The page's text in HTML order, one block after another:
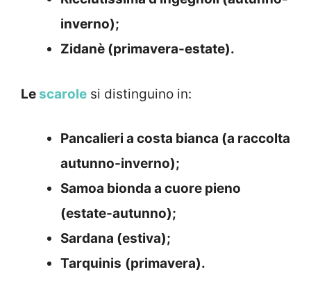
inverno);
Zidanè (primavera-estate).
Lescarole si distinguino in:
Pancalieri a costa bianca (a raccolta
autunno-inverno);
Samoa bionda a cuore pieno
(estate-autunno);
Sardana (estiva);
Tarquinis (primavera).